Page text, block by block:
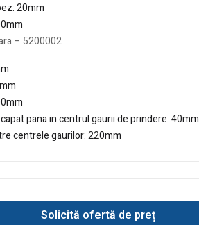
20mm
– 5200002
pana in centrul gaurii de prindere: 40mm
centrele gaurilor: 220mm
Solicită ofertă de preț